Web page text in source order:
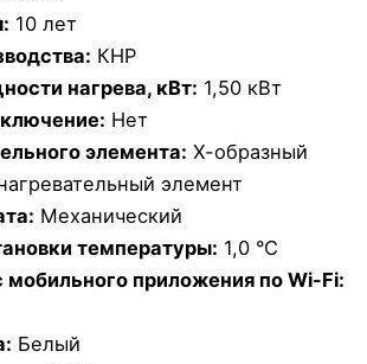
10 лет
КНР
нагрева, кВт: 1,50 кВт
Нет
элемента: Х-образный
элемент
Механический
температуры: 1,0 °С
мобильного приложения по Wi-Fi:
Белый